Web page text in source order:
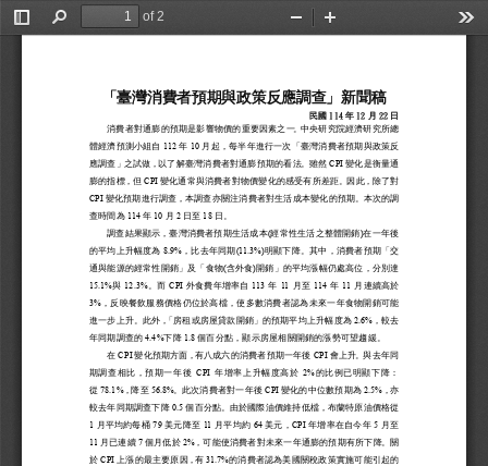
Toggle
Find
of 2
Zoom
「臺灣消費者預期與政策反應調查」新聞稿
民國 114 年 12 月 22 日
消費者對通膨的預期是影響物價的重要因素之一。中央研究院經濟研究所總
體經濟預測小組自 112 年 10 月起，每半年進行一次「臺灣消費者預期與政策反
應調查」之試做，   以了解臺灣消費者對通膨預期的看法
。雖然 CPI 變化是衡量通
膨的指標，但 CPI 變化通常與消費者對物價變化的感受有所差距。因此，除了對
CPI 變化預期進行調查 ，本調查亦關注消費者對生活成本變化的預期。本次的調
查時間為 114 年 10 月 2 日至 18 日。
調查結果顯示，臺灣消費者預期生活成本(經常性生活之整體開銷)在一年後
的平均上升幅度為 8.9% ，比去年同期(11.3%)明顯下降。其中，消費者預期「交
通與能源的經常性開銷」 及「食物(含外食)開銷」 的平均漲幅仍處高位，分別達
15.1%與 12.3%。而 CPI 外食費年增率自 113 年 11 月至 114 年 11
月連續高於
3%，反映餐飲服務價格仍位於高檔，使多數消費者認為未來一年食物開銷可能
進一步上升。此 外 ，「   房租或房屋貸款開銷」的預期平均上升幅度為
2.6%，較去
年同期調查的 4.4%下降 1.8 個百分點，顯示房屋相關開銷的漲勢可望趨緩。
在 CPI 變化預期方面，有八成六的消費者預期一年後 CPI 會上升 。與去年同
期調查相比，預期一年後 CPI 年增率上升幅度高於 2%的比例已明顯下降：
從 78.1%，降至 56.8%。此次消費者對一年後 CPI 變化的中位數預期為 2.5%，亦
較去年同期調查下降 0.5 個百分點。由於國際油價維持低檔，布蘭特原油價格從
1
月平均約每桶 79 美元降至 11 月平均約 64 美元， CPI 年增率在自今年 5 月至
11 月已連續 7 個月低於 2%，可能使消費者對未來一年通膨的預期有所下降。 關
於 CPI 上漲的最主要原因，有 31.7%的消費者認為美國關稅政策實施可能引起的